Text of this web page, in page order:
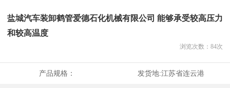
盐城汽车装卸鹤管爱德石化机械有限公司 能够承受较高压力
和较高温度
浏览次数： 84次
产品规格： 发货地:江苏省连云港